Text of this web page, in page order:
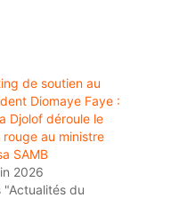
de soutien au
Diomaye Faye :
Djolof déroule le
au ministre
SAMB
2026
"Actualités du